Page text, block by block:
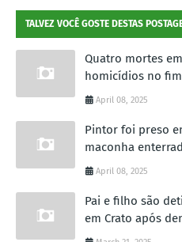
TALVEZ VOCÊ GOSTE DESTAS
Quatro mortes
homicídios no
April 08, 2025
Pintor foi preso
maconha
April 08, 2025
Pai e filho são
em Crato após